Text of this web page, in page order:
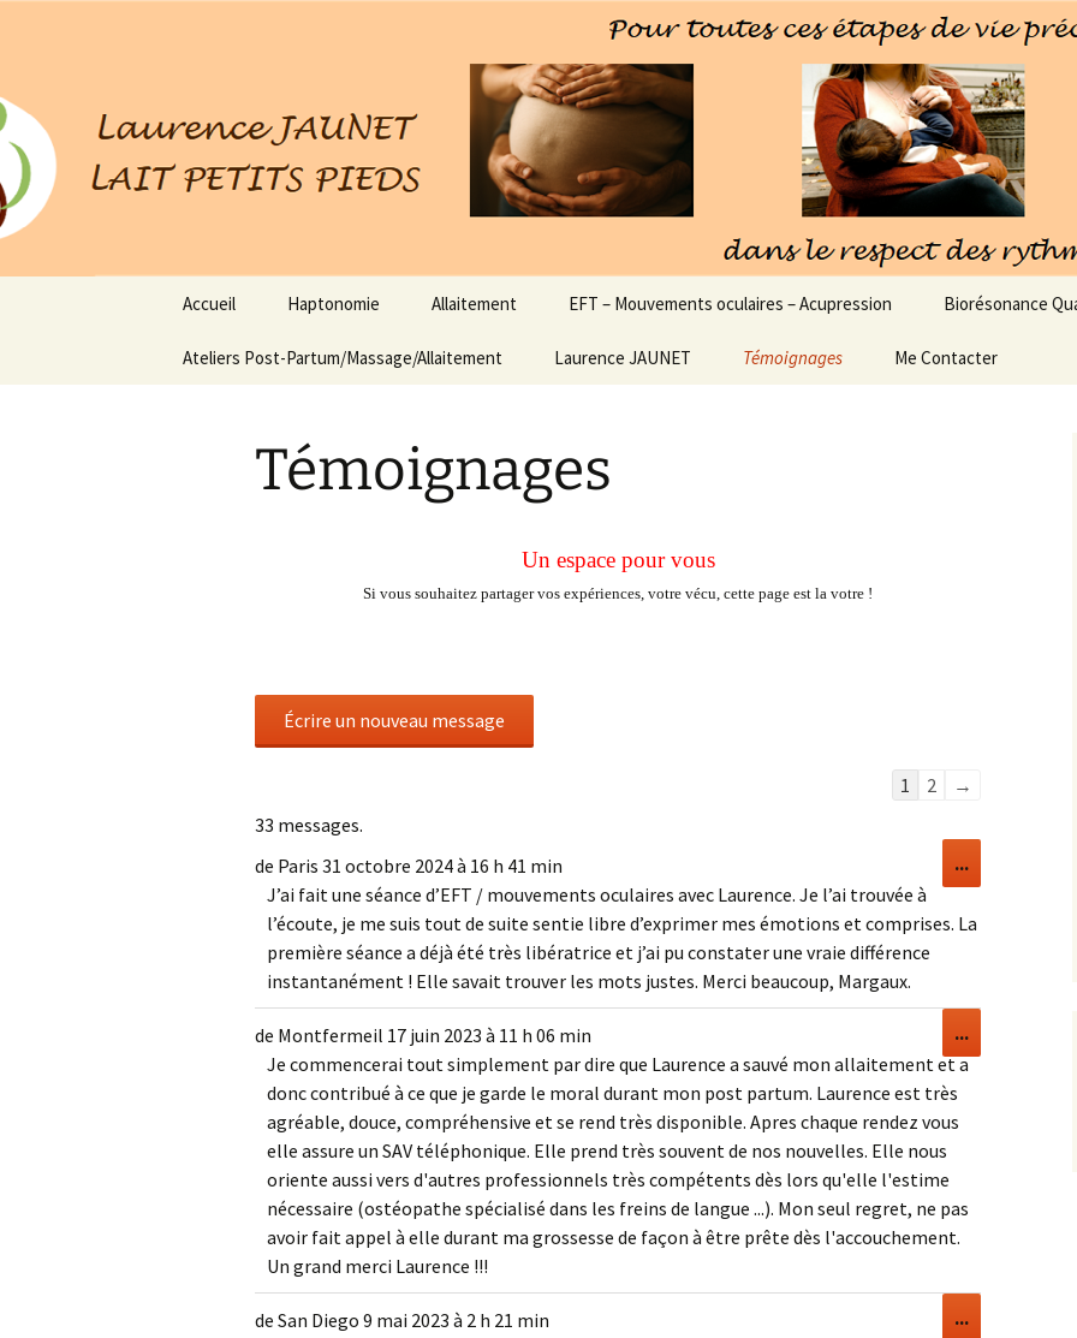
Lait Petits Pieds
contenu
Accueil Haptonomie Allaitement EFT – Mouvements oculaires – Acupression Biorésonance
Ateliers Post-Partum/Massage/Allaitement Laurence JAUNET Témoignages Me Contacter
Témoignages
Un espace pour vous
Si vous souhaitez partager vos expériences, votre vécu, cette page est la votre !
Navigation
du
livre
d’or
1 2
→
33 messages.
de Paris 31 octobre 2024à 16 h 41 min
J’ai fait une séance d’EFT / mouvements oculaires avec Laurence. Je l’ai trouvée à
l’écoute, je me suis tout de suite sentie libre d’exprimer mes émotions et comprises. La
première séance a déjà été très libératrice et j’ai pu constater une vraie différence
instantanément ! Elle savait trouver les mots justes. Merci beaucoup, Margaux.
...Ouvrir/Fermer
cette
méta.
de Montfermeil 17 juin 2023 à 11 h 06 min
Je commencerai tout simplement par dire que Laurence a sauvé mon allaitement et a
donc contribué à ce que je garde le moral durant mon post partum. Laurence est très
agréable, douce, compréhensive et se rend très disponible. Apres chaque rendez vous
elle assure un SAV téléphonique. Elle prend très souvent de nos nouvelles. Elle nous
oriente aussi vers d'autres professionnels très compétents dès lors qu'elle l'estime
nécessaire (ostéopathe spécialisé dans les freins de langue ...). Mon seul regret, ne pas
avoir fait appel à elle durant ma grossesse de façon à être prête dès l'accouchement.
Un grand merci Laurence !!!
...Ouvrir/Fermer
cette
de San Diego 9 mai 2023 à 2 h 21 min
...Ouvrir/Fermer